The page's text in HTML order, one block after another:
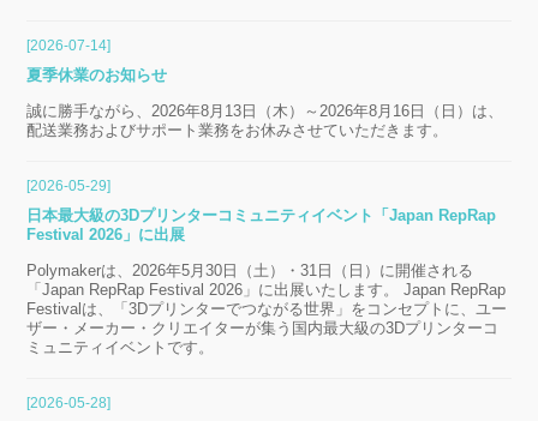
[2026-07-14]
夏季休業のお知らせ
誠に勝手ながら、2026年8月13日（木）～2026年8月16日（日）は、
配送業務およびサポート業務をお休みさせていただきます。
[2026-05-29]
日本最大級の3Dプリンターコミュニティイベント「Japan RepRap
Festival 2026」に出展
Polymakerは、2026年5月30日（土）・31日（日）に開催される
「Japan RepRap Festival 2026」に出展いたします。 Japan RepRap
Festivalは、「3Dプリンターでつながる世界」をコンセプトに、ユー
ザー・メーカー・クリエイターが集う国内最大級の3Dプリンターコ
ミュニティイベントです。
[2026-05-28]